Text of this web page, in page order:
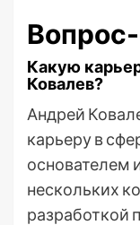
Какую
Ковалев?
Андрей
карьеру в
основателем
нескольких
разработкой